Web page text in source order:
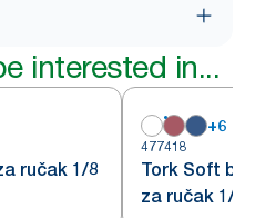
interested in...
ručak 1/8
+6
477418
Tork Soft
za ručak 1/8